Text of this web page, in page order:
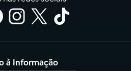
à Informação